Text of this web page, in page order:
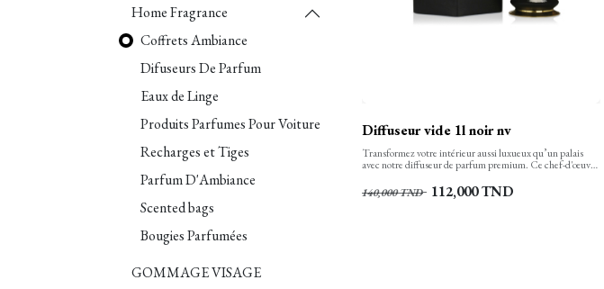
Home Fragrance
Coffrets Ambiance
Difuseurs De Parfum
Eaux de Linge
Produits Parfumes Pour Voiture
Recharges et Tiges
Parfum D'Ambiance
Scented bags
Bougies Parfumées
GOMMAGE VISAGE
Diffuseur vide 1l noir nv
Transformez votre intérieur aussi luxueux qu’un palais
avec notre diffuseur de parfum premium. Ce chef-d'œuvre
présence majestueux tout en diffusant votre parfum
préféré.
140,000TND 112,000TND